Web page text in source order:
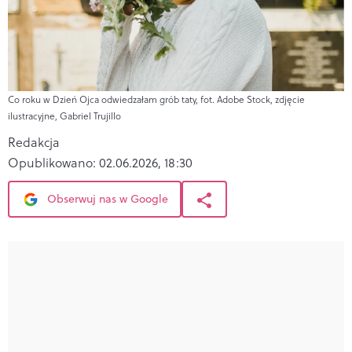
Co roku w Dzień Ojca odwiedzałam grób taty, fot. Adobe Stock, zdjęcie
ilustracyjne, Gabriel Trujillo
Redakcja
Opublikowano: 02.06.2026, 18:30
Obserwuj nas w Google